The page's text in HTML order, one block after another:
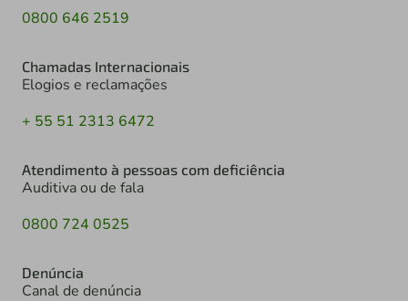
0800 646 2519
Chamadas Internacionais
Elogios e reclamações
+ 55 51 2313 6472
Atendimento à pessoas com deficiência
Auditiva ou de fala
0800 724 0525
Denúncia
Canal de denúncia